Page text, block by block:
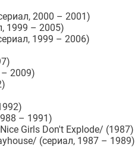
2000 – 2001)
1999 – 2005)
1999 – 2006)
2009)
– 1991)
Girls Don't Explode/ (1987)
(сериал, 1987 – 1989)